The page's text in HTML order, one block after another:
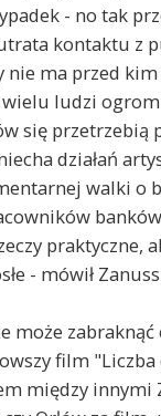
- no tak
kontaktu z
ma przed kim
ludzi
się przetrzebią
działań
walki o
praktyczne,
- mówił
może zabraknąć
film "Liczba
między innymi